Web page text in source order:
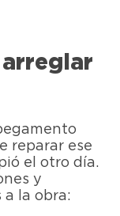
reparar ese
el otro día.
y
la obra: